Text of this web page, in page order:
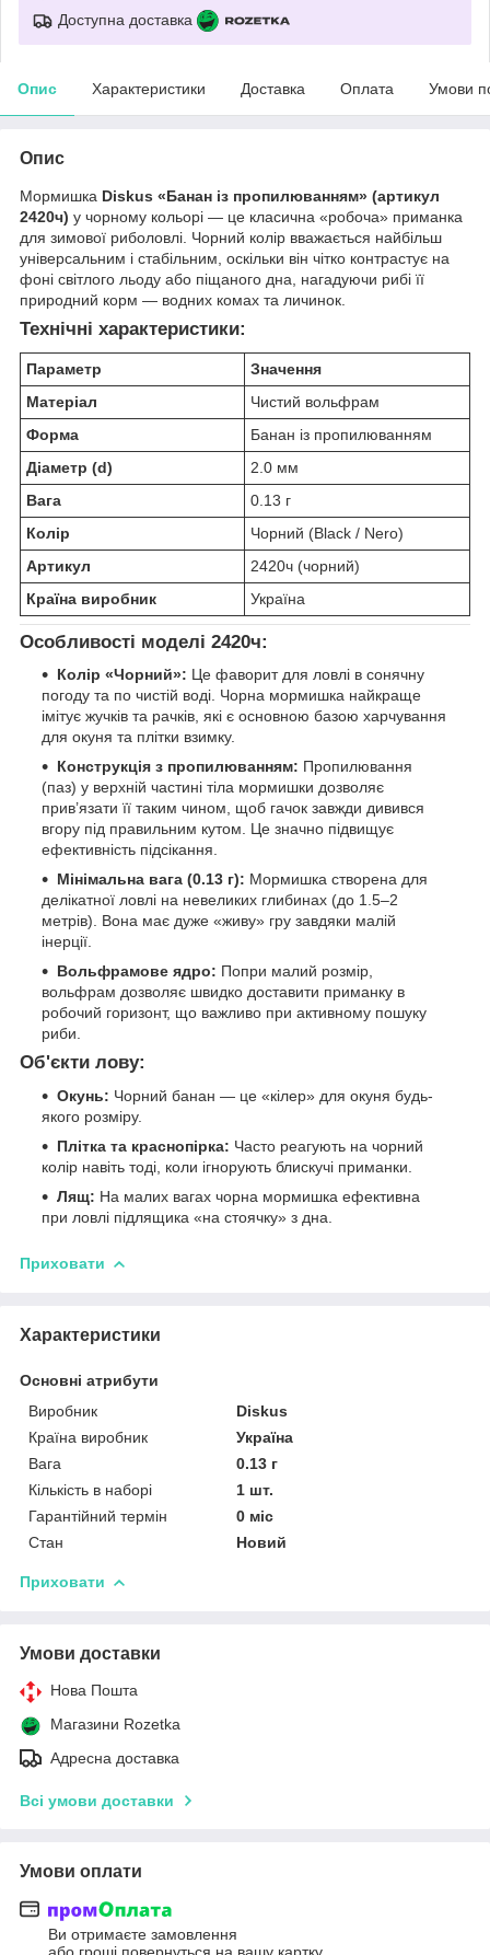
Доступна доставка
Опис Характеристики Доставка Оплата Умови
Опис
Мормишка Diskus «Банан із пропилюванням» (артикул
2420ч) у чорному кольорі — це класична «робоча» приманка
для зимової риболовлі. Чорний колір вважається найбільш
універсальним і стабільним, оскільки він чітко контрастує на
фоні світлого льоду або піщаного дна, нагадуючи рибі її
природний корм — водних комах та личинок.
Технічні характеристики:
Параметр
Значення
Матеріал
Чистий вольфрам
Форма
Банан із пропилюванням
Діаметр (d)
2.0 мм
Вага
0.13 г
Колір
Чорний (Black / Nero)
Артикул
2420ч (чорний)
Країна виробник
Україна
Особливості моделі 2420ч:
Колір «Чорний»: Це фаворит для ловлі в сонячну
погоду та по чистій воді. Чорна мормишка найкраще
імітує жучків та рачків, які є основною базою харчування
для окуня та плітки взимку.
Конструкція з пропилюванням: Пропилювання
(паз) у верхній частині тіла мормишки дозволяє
прив’язати її таким чином, щоб гачок завжди дивився
вгору під правильним кутом. Це значно підвищує
ефективність підсікання.
Мінімальна вага (0.13 г): Мормишка створена для
делікатної ловлі на невеликих глибинах (до 1.5–2
метрів). Вона має дуже «живу» гру завдяки малій
інерції.
Вольфрамове ядро: Попри малий розмір,
вольфрам дозволяє швидко доставити приманку в
робочий горизонт, що важливо при активному пошуку
риби.
Об'єкти лову:
Окунь: Чорний банан — це «кілер» для окуня будь-
якого розміру.
Плітка та краснопірка: Часто реагують на чорний
колір навіть тоді, коли ігнорують блискучі приманки.
Лящ: На малих вагах чорна мормишка ефективна
при ловлі підлящика «на стоячку» з дна.
Приховати
Характеристики
Основні атрибути
Виробник
Diskus
Країна виробник
Україна
Вага
0.13 г
Кількість в наборі
1 шт.
Гарантійний термін
0 міс
Стан
Новий
Приховати
Умови доставки
Нова Пошта
Магазини Rozetka
Адресна доставка
Всі умови доставки
Умови оплати
Ви отримаєте замовлення